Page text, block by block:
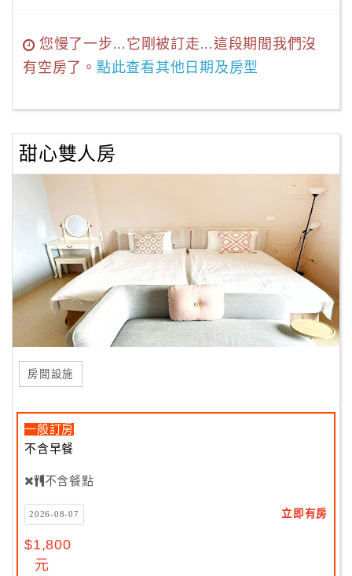
您慢了一步...它剛被訂走...這段期間我們沒
有空房了。 點此查看其他日期及房型
甜心雙人房
房間設施
一般訂房
不含早餐
不含餐點
2026-08-07 立即有房
$1,800
元